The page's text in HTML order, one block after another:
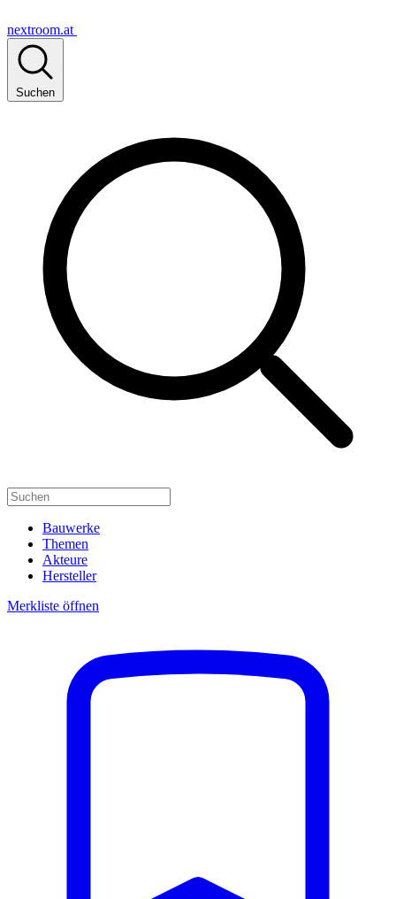
nextroom.at
Suchen
Bauwerke
Themen
Akteure
Hersteller
Merkliste öffnen